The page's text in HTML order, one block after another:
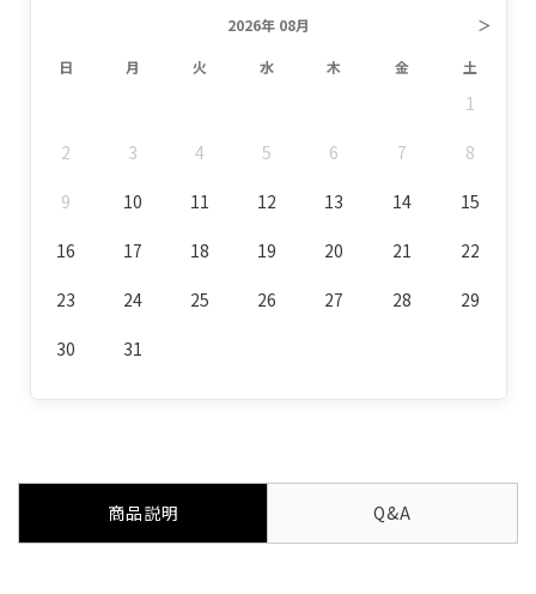
2026年 08月 ＞
日 月 火 水 木 金 土
1
2 3 4 5 6 7 8
9 10 11 12 13 14 15
16 17 18 19 20 21 22
23 24 25 26 27 28 29
30 31
商品説明 Q&A